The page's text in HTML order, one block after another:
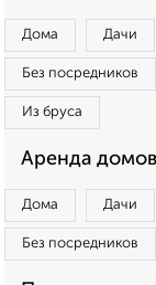
Дома Дачи
Без посредников
Из бруса
Аренда
Дома Дачи
Без посредников